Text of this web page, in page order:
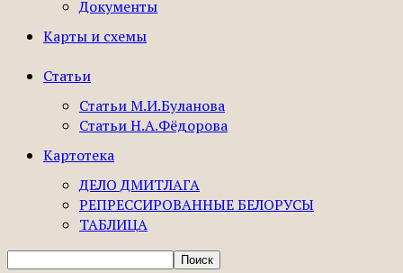
Документы
Карты и схемы
Статьи
Статьи М.И.Буланова
Статьи Н.А.Фёдорова
Картотека
ДЕЛО ДМИТЛАГА
РЕПРЕССИРОВАННЫЕ БЕЛОРУСЫ
ТАБЛИЦА